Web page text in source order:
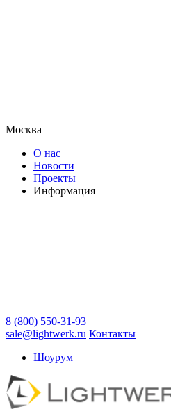
Москва
О нас
Новости
Проекты
Информация
8 (800) 550-31-93
sale@lightwerk.ru Контакты
Шоурум